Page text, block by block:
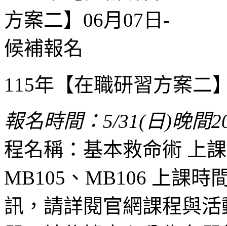
115年【在職研習方案二
報名時間：5/31(日)晚間
程名稱：基本救命術 上
MB105、MB106 上課時
訊，請詳閱官網課程與